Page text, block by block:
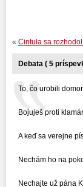
« Cintula sa
Debata ( 5
To, čo urobili
Bojuješ proti
A keď sa verejne
Nechám ho na
Nechajte už pána